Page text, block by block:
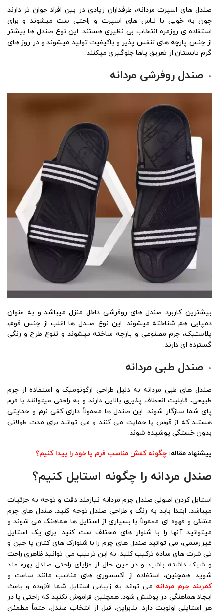
صندل های اسپرت مردانه، طرفداران زیادی در بین افراد جوان تر دارند
چون به خوبی با لباس های اسپرت و راحتی ست میشوند و برای
استفاده ی روزمره انتخاب بی نظیری هستند. این نوع صندل ها بیشتر
از جنس پارچه های تنفس پذیر و باکیفیت تولید میشوند و در روز های
گرم تابستان از تعریق پاها جلوگیری میکنند.
صندل روفرشی مردانه
بیشترین کاربرد صندل های روفرشی داخل منزل میباشد و به عنوان
دمپایی هم شناخته میشوند. این نوع صندل ها اغلب از جنس فوم،
پلاستیک، چرم مصنوعی و پارچه ساخته میشوند و تنوع طرح و رنگی
گسترده ای دارند.
صندل طبی مردانه
صندل‌ های طبی مردانه به دلیل طراحی ارگونومیک و استفاده از چرم
طبیعی، قابلیت انعطاف‌ پذیری بالایی دارند و به راحتی میتوانند با فرم
پای شما سازگار شوند. این صندل ‌ها معمولاً دارای کفی نرم و حمایتی
هستند که از قوس پا حمایت می ‌کنند و می ‌توانند برای مدت طولانی
بدون خستگی پوشیده شوند.
پیشنهاد مقاله: چگونه کفش مناسب فرم پا خود را پیدا کنیم؟
صندل مردانه را چگونه استایل کنیم؟
استایل‌ کردن اصولی صندل چرم مردانه نیازمند دقت و توجه به جزئیات
میباشد. ابتدا باید به رنگ و طراحی صندل توجه کنید. صندل‌ های چرم
مشکی و قهوه‌ ای معمولاً با بسیاری از استایل ‌ها هماهنگ می‌ شوند و
میتوانید آنها را با شلوار های مختلف ست کنید. برای یک استایل
غیررسمی، می ‌توانید صندل ‌های چرم را با شلوارک‌ های کتان یا جین و
تی‌ شرت ‌های ساده ترکیب کنید. به این ترتیب می ‌توانید ظاهری راحت
و شیک داشته باشید و در عین حال از مزایای راحتی صندل بهره‌ مند
شوید. همچنین، استفاده از اکسسوری‌ های مناسب مانند ساعت و
کمربند چرم مردانه می‌ تواند به زیبایی استایل شما افزوده و باعث
ایجاد هماهنگی در پوشش شود. همچنین فراموش نکنید که راحتی پا در
هر استایلی اولویت دارد. بنابراین، قبل از انتخاب صندل، حتماً مطمئن